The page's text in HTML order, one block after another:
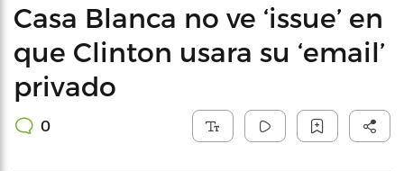
Casa Blanca no ve ‘issue’ en
que Clinton usara su ‘email’
privado
0